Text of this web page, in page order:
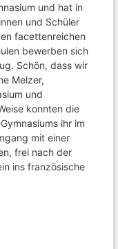
und hat in
und Schüler
facettenreichen
bewerben sich
Schön, dass wir
Melzer,
und
konnten die
ihr im
mit einer
frei nach der
ins französische